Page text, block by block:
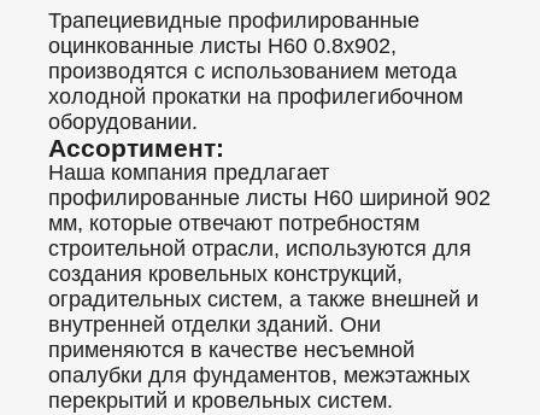
Трапециевидные профилированные
оцинкованные листы Н60 0.8x902,
производятся с использованием метода
холодной прокатки на профилегибочном
оборудовании.
Ассортимент:
Наша компания предлагает
профилированные листы Н60 шириной 902
мм, которые отвечают потребностям
строительной отрасли, используются для
создания кровельных конструкций,
оградительных систем, а также внешней и
внутренней отделки зданий. Они
применяются в качестве несъемной
опалубки для фундаментов, межэтажных
перекрытий и кровельных систем.